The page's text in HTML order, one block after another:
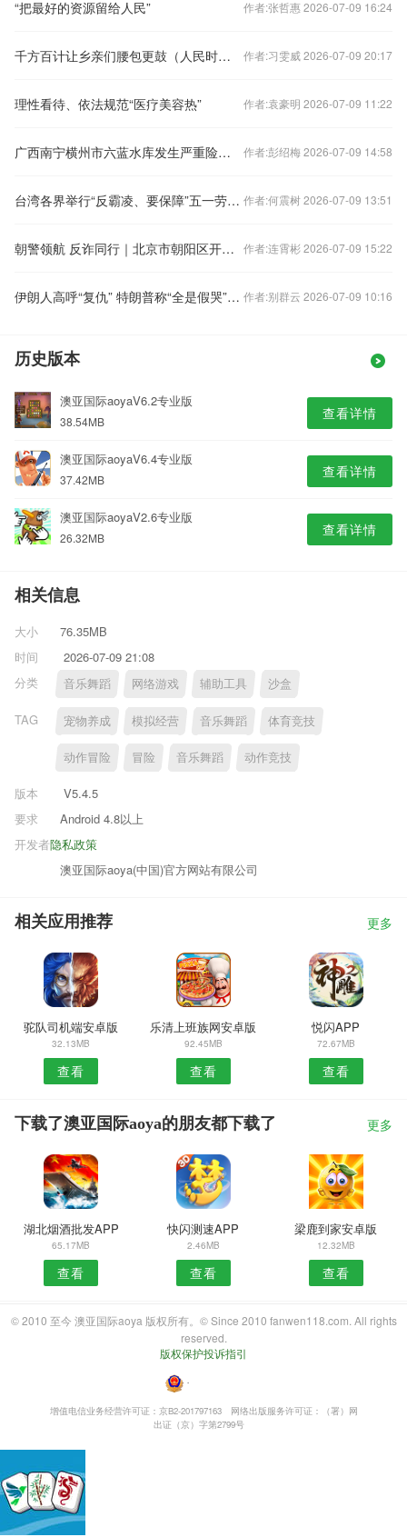
“把最好的资源留给人民” 作者:张哲惠 2026-07-09 16:24
千方百计让乡亲们腰包更鼓（人民时评） 作者:习雯威 2026-07-09 20:17
理性看待、依法规范“医疗美容热” 作者:袁豪明 2026-07-09 11:22
广西南宁横州市六蓝水库发生严重险情，坝体出现缺口，南宁市防汛应急响应提升至一级 作者:彭绍梅 2026-07-09 14:58
台湾各界举行“反霸凌、要保障”五一劳工大游行 作者:何震树 2026-07-09 13:51
朝警领航 反诈同行｜北京市朝阳区开展反诈宣传月主题活动 作者:连霄彬 2026-07-09 15:22
伊朗人高呼“复仇” 特朗普称“全是假哭”遭驳斥 作者:别群云 2026-07-09 10:16
历史版本
澳亚国际aoyaV6.2专业版
38.54MB 查看详情
澳亚国际aoyaV6.4专业版
37.42MB 查看详情
澳亚国际aoyaV2.6专业版
26.32MB 查看详情
相关信息
大小
76.35MB
时间
2026-07-09 21:08
分类
音乐舞蹈 网络游戏 辅助工具 沙盒
TAG 宠物养成 模拟经营 音乐舞蹈 体育竞技
动作冒险 冒险 音乐舞蹈 动作竞技
版本
V5.4.5
要求
Android 4.8以上
隐私政策
开发者
澳亚国际aoya(中国)官方网站有限公司
相关应用推荐 更多
驼队司机端安卓版
32.13MB
查看
乐清上班族网安卓版
92.45MB
查看
悦闪APP
72.67MB
查看
下载了澳亚国际aoya的朋友都下载了 更多
湖北烟酒批发APP
65.17MB
查看
快闪测速APP
2.46MB
查看
梁鹿到家安卓版
12.32MB
查看
© 2010 至今 澳亚国际aoya 版权所有。© Since 2010 fanwen118.com. All rights
reserved.
版权保护投诉指引
・
增值电信业务经营许可证：京B2-201797163
网络出版服务许可证：（署）网
出证（京）字第2799号